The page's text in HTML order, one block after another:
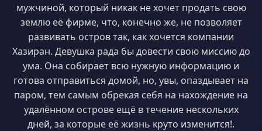
мужчиной, который никак не хочет продать свою
землю её фирме, что, конечно же, не позволяет
развивать остров так, как хочется компании
Хазиран. Девушка рада бы довести свою миссию до
ума. Она собирает всю нужную информацию и
готова отправиться домой, но, увы, опаздывает на
паром, тем самым обрекая себя на нахождение на
удалённом острове ещё в течение нескольких
дней, за которые её жизнь круто изменится!.